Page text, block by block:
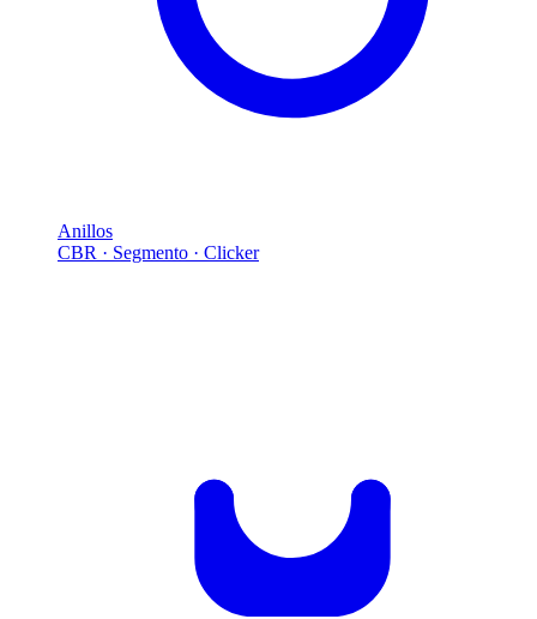
Anillos
CBR · Segmento · Clicker